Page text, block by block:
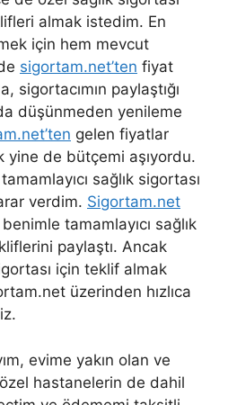
almak istedim. En
için hem mevcut
sigortam.net’ten fiyat
sigortacımın paylaştığı
düşünmeden yenileme
gelen fiyatlar
yine de bütçemi aşıyordu.
sağlık sigortası
verdim. Sigortam.net
tamamlayıcı sağlık
paylaştı. Ancak
için teklif almak
üzerinden hızlıca
evime yakın olan ve
hastanelerin de dahil